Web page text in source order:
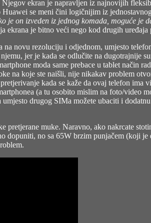
ekran je napravljen iz najnovijih
se meni čini logičnijim iz
je on izveden iz jednog komada, moguće
ekrana je bitno veći nego kod drugih
novu rezoluciju i odjednom, umjesto
jer je kada se odlučite na dugotrajnije
moda same prebace u tablet način
na koje ste naišli, nije nikakav problem
kada se kaže da ovaj telefon
(a tu osobito mislim na foto/video
drugog SIMa možete ubaciti i
muke. Naravno, ako nakrcate
dopuniti, no sa 65W brzim punjačem (koji